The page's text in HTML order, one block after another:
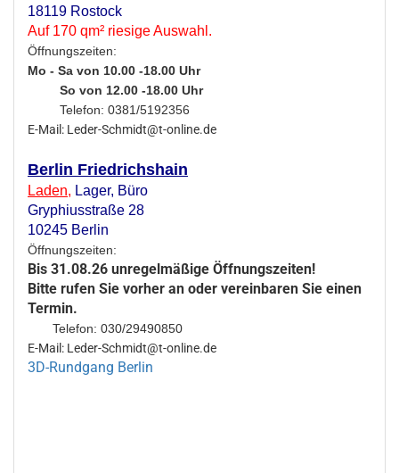
18119 Rostock
Auf 170 qm² riesige Auswahl.
Öffnungszeiten:
Mo - Sa von 10.00 -18.00 Uhr
So von 12.00 -18.00 Uhr
Telefon: 0381/5192356
E-Mail: Leder-Schmidt@t-online.de
Berlin Friedrichshain
Laden, Lager, Büro
Gryphiusstraße 28
10245 Berlin
Öffnungszeiten:
Bis 31.08.26 unregelmäßige Öffnungszeiten!
Bitte rufen Sie vorher an oder vereinbaren Sie einen
Termin.
Telefon: 030/29490850
E-Mail: Leder-Schmidt@t-online.de
3D-Rundgang Berlin